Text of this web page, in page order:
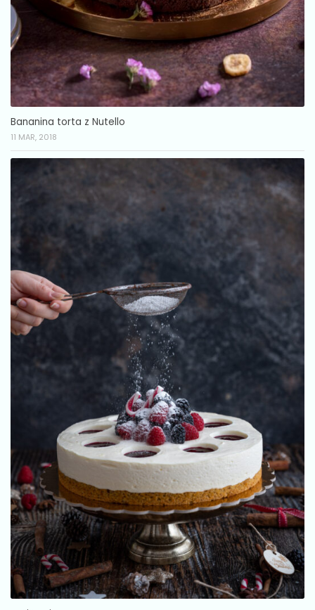
Bananina torta z Nutello
11 MAR, 2018